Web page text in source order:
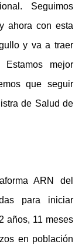
Seguimos
ahora con esta
y va a traer
mejor
que seguir
de Salud de
ARN del
para iniciar
años, 11 meses
en población